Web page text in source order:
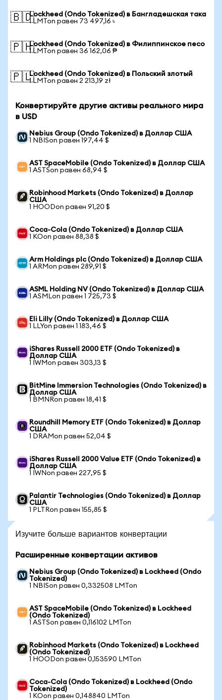
🇧🇩Lockheed (Ondo Tokenized) в Бангладешская така
1 LMTon равен 73 497,16 ৳
🇵🇭Lockheed (Ondo Tokenized) в Филиппинское песо
1 LMTon равен 36 162,06 ₱
🇵🇱Lockheed (Ondo Tokenized) в Польский злотый
1 LMTon равен 2 213,19 zł
Конвертируйте другие активы реального мира
в USD
Nebius Group (Ondo Tokenized) в Доллар США
1 NBISon равен 197,44 $
AST SpaceMobile (Ondo Tokenized) в Доллар США
1 ASTSon равен 68,94 $
Robinhood Markets (Ondo Tokenized) в Доллар
США
1 HOODon равен 91,20 $
Coca-Cola (Ondo Tokenized) в Доллар США
1 KOon равен 88,38 $
Arm Holdings plc (Ondo Tokenized) в Доллар США
1 ARMon равен 289,91 $
ASML Holding NV (Ondo Tokenized) в Доллар США
1 ASMLon равен 1 725,73 $
Eli Lilly (Ondo Tokenized) в Доллар США
1 LLYon равен 1 183,46 $
iShares Russell 2000 ETF (Ondo Tokenized) в
Доллар США
1 IWMon равен 303,13 $
BitMine Immersion Technologies (Ondo Tokenized) в
Доллар США
1 BMNRon равен 18,41 $
Roundhill Memory ETF (Ondo Tokenized) в Доллар
США
1 DRAMon равен 52,04 $
iShares Russell 2000 Value ETF (Ondo Tokenized) в
Доллар США
1 IWNon равен 227,95 $
Palantir Technologies (Ondo Tokenized) в Доллар
США
1 PLTRon равен 155,85 $
Изучите больше вариантов конвертации
Расширенные конвертации активов
Nebius Group (Ondo Tokenized) в Lockheed (Ondo
Tokenized)
1 NBISon равен 0,332508 LMTon
AST SpaceMobile (Ondo Tokenized) в Lockheed
(Ondo Tokenized)
1 ASTSon равен 0,116102 LMTon
Robinhood Markets (Ondo Tokenized) в Lockheed
(Ondo Tokenized)
1 HOODon равен 0,153590 LMTon
Coca-Cola (Ondo Tokenized) в Lockheed (Ondo
Tokenized)
1 KOon равен 0,148840 LMTon